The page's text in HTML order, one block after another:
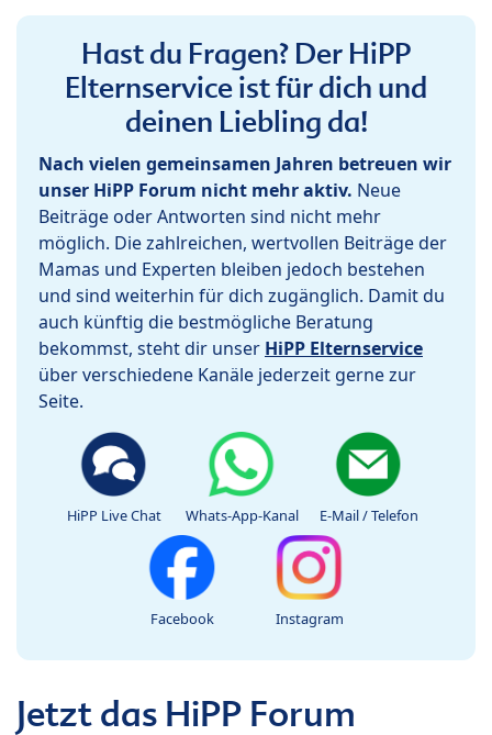
Hast du Fragen? Der HiPP
Elternservice ist für dich und
deinen Liebling da!
Nach vielen gemeinsamen Jahren betreuen wir
unser HiPP Forum nicht mehr aktiv. Neue
Beiträge oder Antworten sind nicht mehr
möglich. Die zahlreichen, wertvollen Beiträge der
Mamas und Experten bleiben jedoch bestehen
und sind weiterhin für dich zugänglich. Damit du
auch künftig die bestmögliche Beratung
bekommst, steht dir unser HiPP Elternservice
über verschiedene Kanäle jederzeit gerne zur
Seite.
HiPP Live Chat Whats-App-Kanal E-Mail / Telefon
Facebook Instagram
Jetzt das HiPP Forum